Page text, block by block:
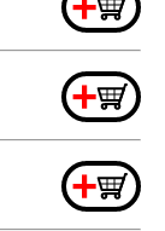
+
+